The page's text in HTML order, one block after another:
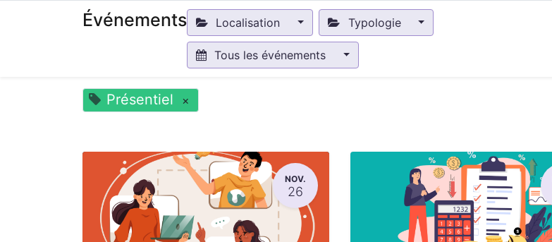
Événements Localisation Typologie
Tous les événements
Présentiel ×
NOV.
26